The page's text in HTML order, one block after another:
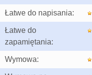
Łatwe do napisania:
Łatwe do
zapamiętania:
Wymowa: